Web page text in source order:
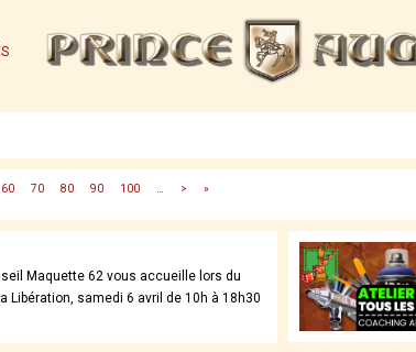
60 70 80 90 100 > »
Maquette 62 vous accueille lors du
Libération, samedi 6 avril de 10h à 18h30